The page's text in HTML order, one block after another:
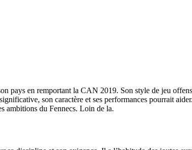
pays en remportant la CAN 2019. Son style de jeu
son caractère et ses performances pourrait
ambitions du Fennecs. Loin de la.